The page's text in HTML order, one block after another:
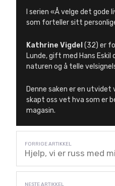
I serien «Å velge det
som forteller sitt
Kathrine Vigdel (32) er
Lunde, gift med Hans
naturen og å telle
Denne saken er en utvidet
skapt oss vet hva som er
magasin.
Hjelp, vi er russ med